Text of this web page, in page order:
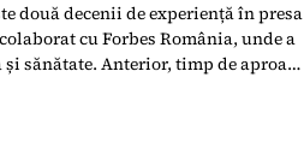
două decenii de experiență în presa
cu Forbes România, unde a
sănătate. Anterior, timp de aproape
globale, tehnologii, statistici,
jurnalism a început în anii ’90,